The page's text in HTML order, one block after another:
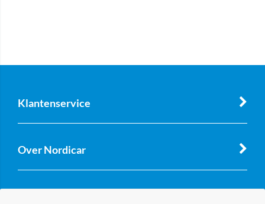
Klantenservice
Over Nordicar